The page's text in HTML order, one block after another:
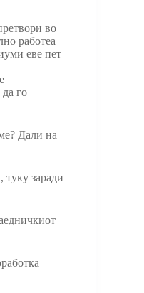
во
работеа
еве пет
го
Дали на
заради